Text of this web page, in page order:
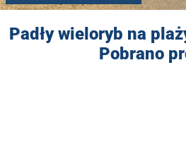
Padły wieloryb na
Pobrano